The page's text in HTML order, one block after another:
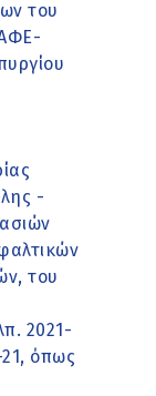
του
-
του
2021-
όπως